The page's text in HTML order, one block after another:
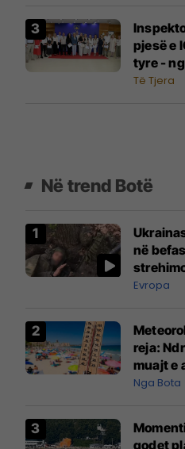
pjesë e
tyre -
Të Tjera
Në trend Botë
në
Evropa
reja:
muajt e
Nga Bota
godet